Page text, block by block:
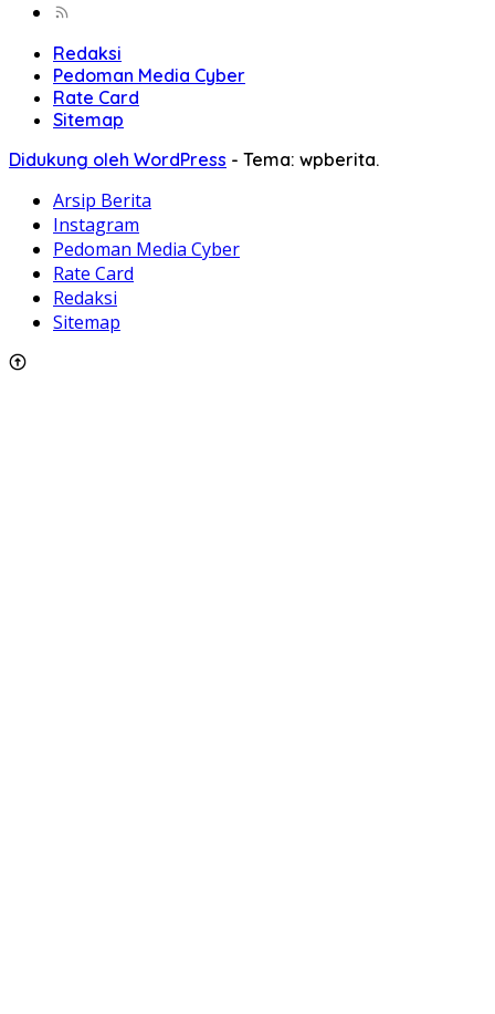
Redaksi
Pedoman Media Cyber
Rate Card
Sitemap
Didukung oleh WordPress - Tema: wpberita.
Arsip Berita
Instagram
Pedoman Media Cyber
Rate Card
Redaksi
Sitemap